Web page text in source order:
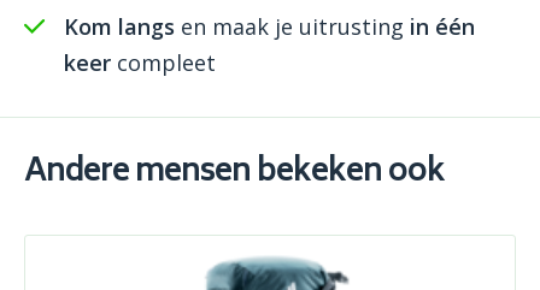
Kom langs en maak je uitrusting in één
keer compleet
Andere mensen bekeken ook